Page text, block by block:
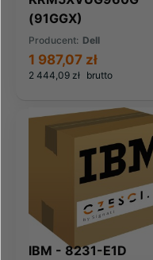
(91GGX)
Producent: Dell
2 444,09 zł brutto
1 987,07 zł
IBM - 8231-E1D